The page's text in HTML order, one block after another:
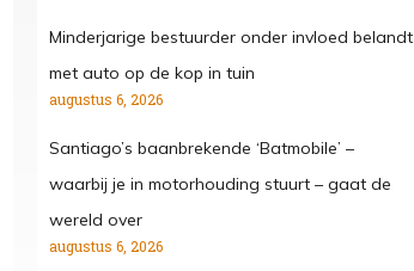
Minderjarige bestuurder onder invloed belandt
met auto op de kop in tuin
augustus 6, 2026
Santiago’s baanbrekende ‘Batmobile’ –
waarbij je in motorhouding stuurt – gaat de
wereld over
augustus 6, 2026